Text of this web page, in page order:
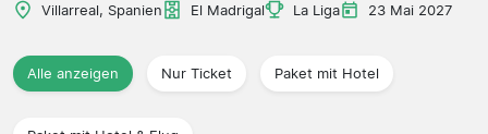
Villarreal, Spanien El Madrigal La Liga 23 Mai 2027
Alle anzeigen Nur Ticket Paket mit Hotel